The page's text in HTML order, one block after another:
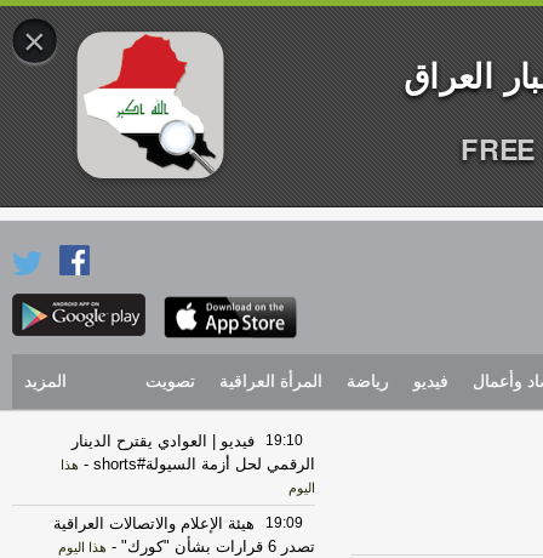
وأعمال فيديو رياضة المرأة العراقية تصويت المزيد
19:10
فيديو | العوادي يقترح الدينار
الرقمي لحل أزمة السيولة#shorts
- هذا
اليوم
19:09
هيئة الإعلام والاتصالات العراقية
تصدر 6 قرارات بشأن "كورك"
- هذا اليوم
×